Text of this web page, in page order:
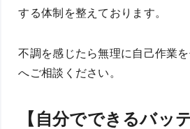
する体制を整えております。
不調を感じたら無理に自己作業
へご相談ください。
【自分でできるバッ